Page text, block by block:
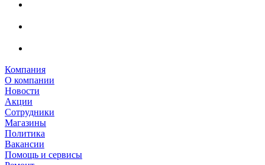
Компания
О компании
Новости
Акции
Сотрудники
Магазины
Политика
Вакансии
Помощь и сервисы